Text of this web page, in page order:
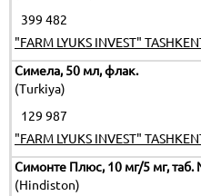
399 482
"FARM LYUKS INVEST"
Симела, 50 мл, флак.
(Turkiya)
129 987
"FARM LYUKS INVEST"
Симонте Плюс, 10 мг/5 мг,
(Hindiston)